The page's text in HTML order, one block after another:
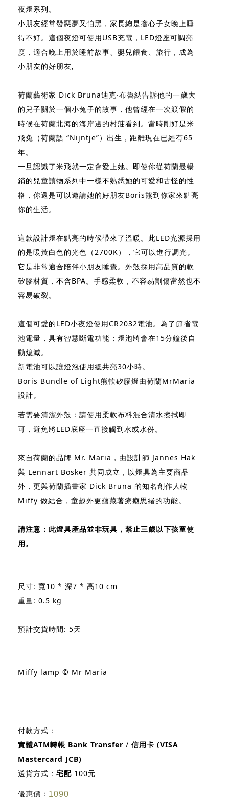
夜燈系列。
小朋友經常發惡夢又怕黑，家長總是擔心子女晚上睡
得不好。這個夜燈可使用USB充電，LED燈座可調亮
度，適合晚上用於睡前故事、嬰兒餵食、旅行，成為
小朋友的好朋友,
荷蘭藝術家 Dick Bruna迪克·布魯納告訴他的一歲大
的兒子關於一個小兔子的故事，他曾經在一次渡假的
時候在荷蘭北海的海岸邊的村莊看到。當時剛好是米
飛兔（荷蘭語 “Nijntje”）出生，距離現在已經有65
年。
一旦認識了米飛就一定會愛上她。即使你從荷蘭最暢
銷的兒童讀物系列中一樣不熟悉她的可愛和古怪的性
格，你還是可以邀請她的好朋友Boris熊到你家來點亮
你的生活。
這款設計燈在點亮的時候帶來了溫暖。此LED光源採用
的是暖黃白色的光色（2700K），它可以進行調光。
它是非常適合陪伴小朋友睡覺。外殼採用高品質的軟
矽膠材質，不含BPA。手感柔軟，不容易割傷當然也不
容易破裂。
這個可愛的LED小夜燈使用CR2032電池。為了節省電
池電量，具有智慧斷電功能；燈泡將會在15分鐘後自
動熄滅。
新電池可以讓燈泡使用總共亮30小時。
Boris Bundle of Light熊軟矽膠燈由荷蘭MrMaria
設計。
若需要清潔外殼：請使用柔軟布料混合清水擦拭即
可，避免將LED底座一直接觸到水或水份。
來自荷蘭的品牌 Mr. Maria，由設計師 Jannes Hak
與 Lennart Bosker 共同成立，以燈具為主要商品
外，更與荷蘭插畫家 Dick Bruna 的知名創作人物
Miffy 做結合，童趣外更蘊藏著療癒思緒的功能。
請注意：此燈具產品並非玩具，禁止三歲以下孩童使
用。
尺寸: 寬10 * 深7 * 高10 cm
重量: 0.5 kg
預計交貨時間: 5天
Miffy lamp © Mr Maria
付款方式：
實體ATM轉帳 Bank Transfer / 信用卡 (VISA
Mastercard JCB)
送貨方式： 宅配 100元
優惠價： 1090